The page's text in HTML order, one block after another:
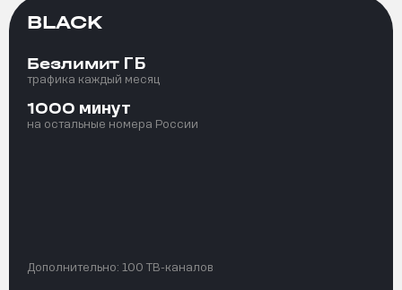
BLACK
Безлимит ГБ
трафика каждый месяц
1000 минут
на остальные номера России
Дополнительно: 100 ТВ-каналов